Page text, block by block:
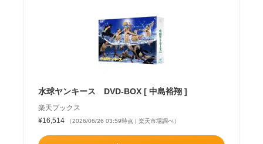
水球ヤンキース DVD-BOX [ 中島裕翔 ]
楽天ブックス
¥16,514
（2026/06/26 03:59時点 | 楽天市場調べ）